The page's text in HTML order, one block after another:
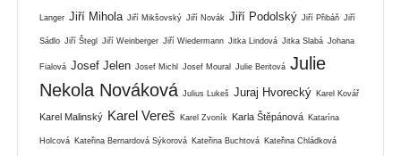
Langer Jiří Mihola Jiří Mikšovský Jiří Novák Jiří Podolský Jiří Přibáň Jiří
Sádlo Jiří Štegl Jiří Weinberger Jiří Wiedermann Jitka Lindová Jitka Slabá Johana
Fialová Josef Jelen Josef Michl Josef Moural Julie Beritová Julie
Nekola Nováková Julius Lukeš Juraj Hvorecký Karel Kovář
Karel Malinský Karel Vereš Karel Zvoník Karla Štěpánová Katarína
Holcová Kateřina Bernardová Sýkorová Kateřina Buchtová Kateřina Chládková